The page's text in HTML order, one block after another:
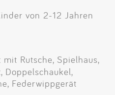
von 2-12 Jahren
Rutsche, Spielhaus,
Doppelschaukel,
Federwippgerät